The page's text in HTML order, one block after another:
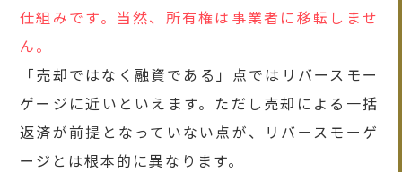
仕組みです。当然、所有権は事業者に移転しませ
ん。
「売却ではなく融資である」点ではリバースモー
ゲージに近いといえます。ただし売却による一括
返済が前提となっていない点が、リバースモーゲ
ージとは根本的に異なります。